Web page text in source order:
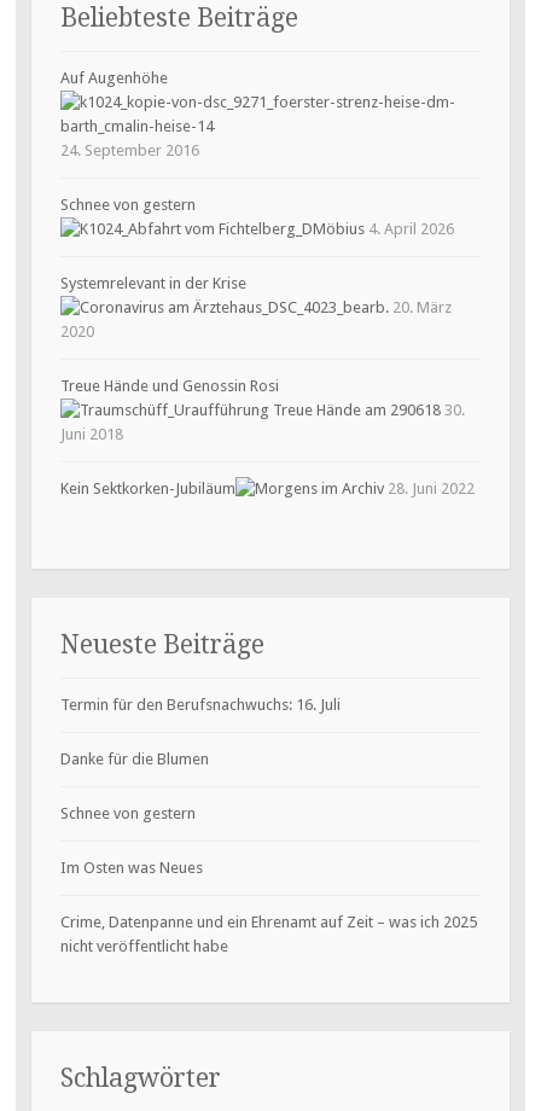
Beliebteste Beiträge
Auf Augenhöhe
24. September 2016
Schnee von gestern
4. April 2026
Systemrelevant in der Krise
20. März
2020
Treue Hände und Genossin Rosi
30.
Juni 2018
Kein Sektkorken-Jubiläum 28. Juni 2022
Neueste Beiträge
Termin für den Berufsnachwuchs: 16. Juli
Danke für die Blumen
Schnee von gestern
Im Osten was Neues
Crime, Datenpanne und ein Ehrenamt auf Zeit – was ich 2025
nicht veröffentlicht habe
Schlagwörter